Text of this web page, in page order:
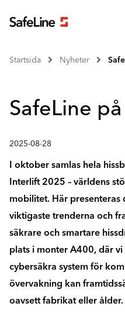
Startsida Nyheter
SafeLine
2025-08-28
I oktober samlas hela
Interlift 2025 – världens
mobilitet. Här presenteras
viktigaste trenderna och
säkrare och smartare
plats i monter A400, där
cybersäkra system för
övervakning kan
oavsett fabrikat eller ålder.